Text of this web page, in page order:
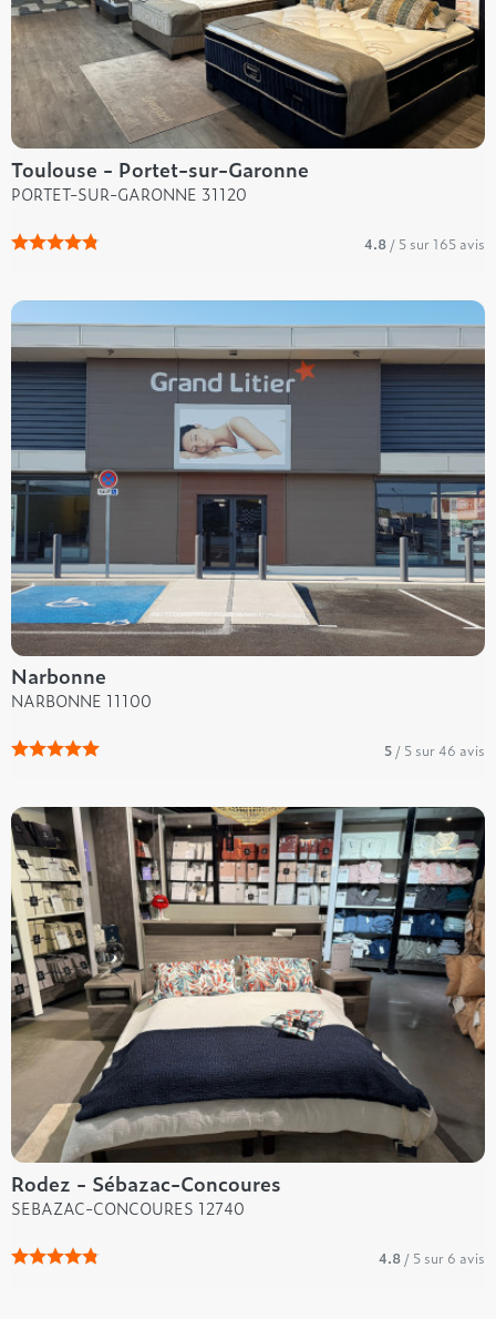
Toulouse - Portet-sur-Garonne
PORTET-SUR-GARONNE 31120
4.8 / 5 sur 165 avis
Narbonne
NARBONNE 11100
5 / 5 sur 46 avis
Rodez - Sébazac-Concoures
SEBAZAC-CONCOURES 12740
4.8 / 5 sur 6 avis